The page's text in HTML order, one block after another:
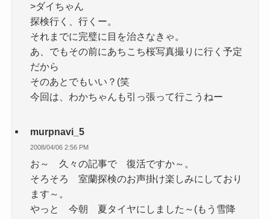
>ダイちゃん
探検行く、行くー。
それまでに完璧に目を治さなきゃ。
あ、でもその前にあちこち桜写真撮りに行く予定
だから
そのあとでもいい？(笑
今回は、わかちゃんも引っ張って行こうねー
murpnavi_5
2008/04/06 2:56 PM
お～ 久々の記事で 復活ですか～。
そろそろ 室蘭探検のお声掛け楽しみにしており
ます～。
やっと 今朝 夏タイヤにしました～(もう雪降